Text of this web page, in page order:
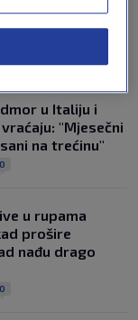
u Italiju i
"Mjesečni
na trećinu"
0
u rupama
prošire
nađu drago
0